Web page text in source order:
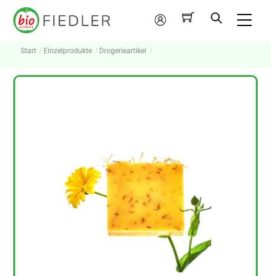
Skip
Mein
Konto
Start Einzelprodukte Drogerieartikel